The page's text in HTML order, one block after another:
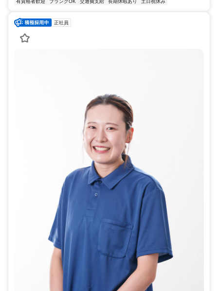
有資格者歓迎 ブランクOK 交通費支給 長期休暇あり 土日祝休み
正社員